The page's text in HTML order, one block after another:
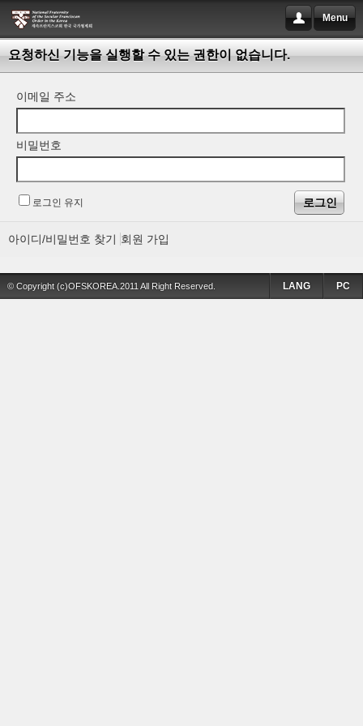
Menu
요청하신 기능을 실행할 수 있는 권한이 없습니다.
이메일 주소
비밀번호
로그인 유지
아이디/비밀번호 찾기 회원 가입
© Copyright (c)OFSKOREA.2011 All Right Reserved. PC
LANG